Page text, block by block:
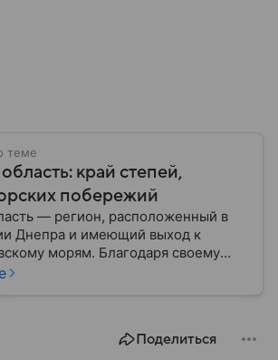
теме
край степей,
побережий
— регион, расположенный в
Днепра и имеющий выход к
морям. Благодаря своему
положению область на
региона. Собрали главное по теме.
Поделиться